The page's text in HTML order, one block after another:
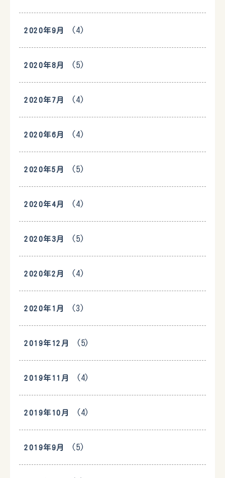
2020年9月 (4)
2020年8月 (5)
2020年7月 (4)
2020年6月 (4)
2020年5月 (5)
2020年4月 (4)
2020年3月 (5)
2020年2月 (4)
2020年1月 (3)
2019年12月 (5)
2019年11月 (4)
2019年10月 (4)
2019年9月 (5)